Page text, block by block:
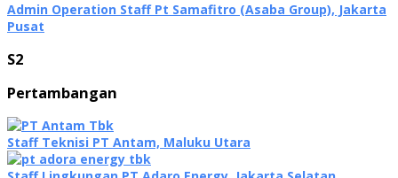
Admin Operation Staff Pt Samafitro (Asaba Group), Jakarta
Pusat
S2
Pertambangan
Staff Teknisi PT Antam, Maluku Utara